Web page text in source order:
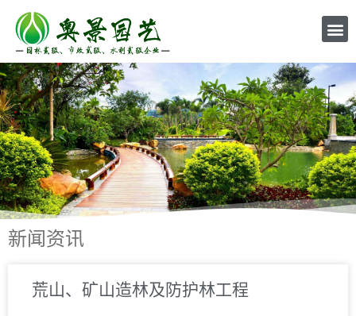
新闻资讯
荒山、矿山造林及防护林工程